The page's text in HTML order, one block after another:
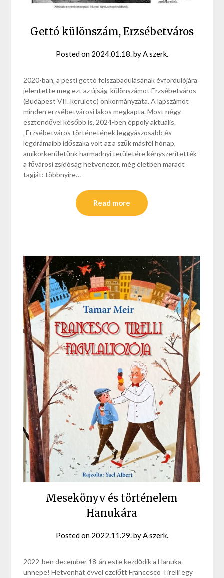
Gettó különszám, Erzsébetváros
Posted on 2024.01.18.byA szerk.
2020-ban, a pesti gettó felszabadulásának évfordulójára
jelentette meg ezt az újság-különszámot Erzsébetváros
(Budapest VII. kerülete) önkormányzata. A lapszámot
minden erzsébetvárosi lakos megkapta. Most négy
esztendővel később is, 2024-ben éppoly aktuális.
„Erzsébetváros történetének leggyászosabb és
legdrámaibb időszaka volt az a szűk másfél hónap,
amikorkerületünk harmadnyi területére kényszerítették
a fővárosi zsidóság hetvenezer, még életben maradt
tagját: többnyire…
Read more
Mesekönyv és történelem
Hanukára
Posted on 2022.11.29.byA szerk.
2022-ben december 18-án este kezdődik a Hanuka
ünnepe! Hetvenhat évvel ezelőtt Francesco Tirelli egy